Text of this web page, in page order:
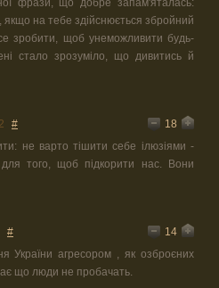
фрази, що добре запам'яталась:
якщо на тебе здійснюється збройний
зробити, щоб унеможливити будь-
стало зрозуміло, що дивитись й
#
18
не варто тішити себе ілюзіями -
того, щоб підкорити нас. Вони
#
14
України агресором , як озброєних
що люди не пробачать.